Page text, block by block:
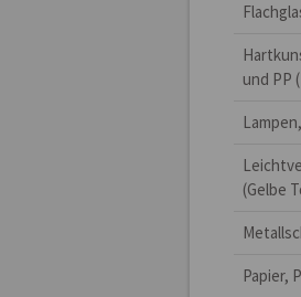
und PP
(Gelbe
Papier,